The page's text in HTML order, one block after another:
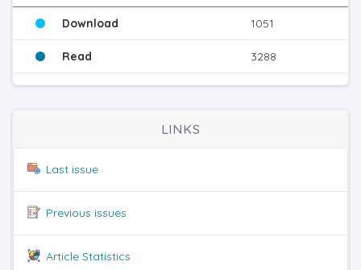
Download 1051
Read 3288
LINKS
Last issue
Previous issues
Article Statistics